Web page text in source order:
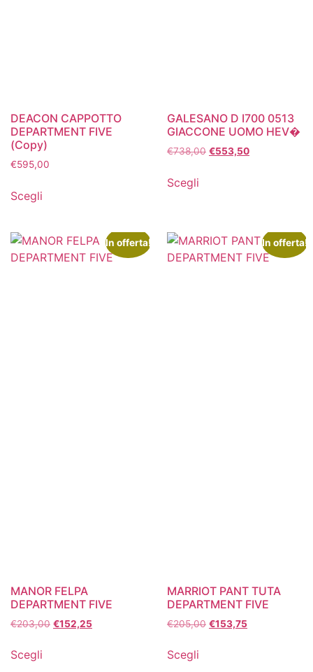
DEACON CAPPOTTO
DEPARTMENT FIVE
(Copy)
€595,00
Scegli
GALESANO D I700 0513
GIACCONE UOMO HEV�
€738,00 €553,50
Scegli
In offerta!
MANOR FELPA
DEPARTMENT FIVE
€203,00 €152,25
Scegli
In offerta!
MARRIOT PANT TUTA
DEPARTMENT FIVE
€205,00 €153,75
Scegli